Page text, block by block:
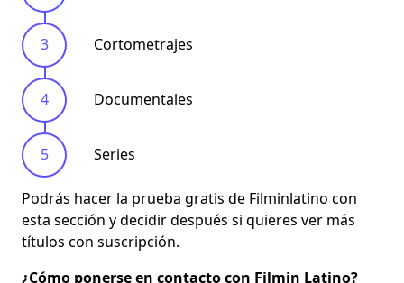
Cortometrajes
Documentales
Series
Podrás hacer la prueba gratis de Filminlatino con
esta sección y decidir después si quieres ver más
títulos con suscripción.
¿Cómo ponerse en contacto con Filmin Latino?